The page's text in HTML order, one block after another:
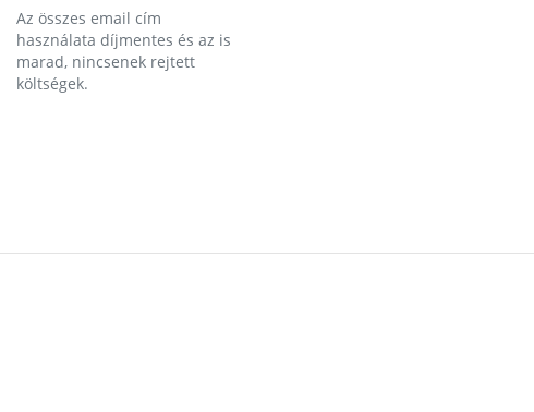
Az összes email cím
használata díjmentes és az is
marad, nincsenek rejtett
költségek.